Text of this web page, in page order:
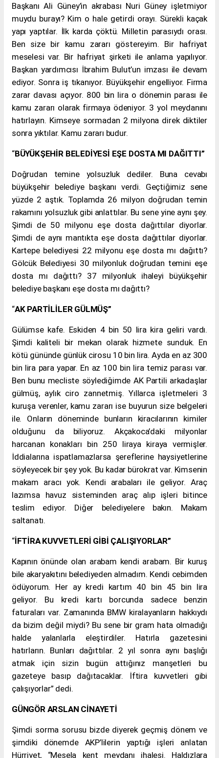
Başkanı Ali Güney’in akrabası Nuri Güney işletmiyor
muydu burayı? Kim o hale getirdi orayı. Sürekli kaçak
yapı yaptılar. İlk karda çöktü. Milletin parasıydı orası.
Ben size bir kamu zararı göstereyim. Bir hafriyat
meselesi var. Bir hafriyat şirketi ile anlama yapılıyor.
Başkan yardımcısı İbrahim Bulut’un imzası ile devam
ediyor. Sonra iş tıkanıyor. Büyükşehir engelliyor. Firma
zarar davası açıyor. 800 bin lira o dönemin parası ile
kamu zararı olarak firmaya ödeniyor. 3 yol meydanını
hatırlayın. Kimseye sormadan 2 milyona direk diktiler
sonra yıktılar. Kamu zararı budur.
“BÜYÜKŞEHİR BELEDİYESİ EŞE DOSTA MI DAĞITTI”
Doğrudan temine yolsuzluk dediler. Buna cevabı
büyükşehir belediye başkanı verdi. Geçtiğimiz sene
yüzde 2 aştık. Toplamda 26 milyon doğrudan temin
rakamını yolsuzluk gibi anlattılar. Bu sene yine aynı şey.
Şimdi de 50 milyonu eşe dosta dağıttılar diyorlar.
Şimdi de aynı mantıkta eşe dosta dağıttılar diyorlar.
Kartepe belediyesi 22 milyonu eşe dosta mı dağıttı?
Gölcük Belediyesi 30 milyonluk doğrudan temini eşe
dosta mı dağıttı? 37 milyonluk ihaleyi büyükşehir
belediye başkanı eşe dosta mı dağıttı?
“AK PARTİLİLER GÜLMÜŞ”
Gülümse kafe. Eskiden 4 bin 50 lira kira geliri vardı.
Şimdi kaliteli bir mekan olarak hizmete sunduk. En
kötü gününde günlük cirosu 10 bin lira. Ayda en az 300
bin lira para yapar. En az 100 bin lira temiz parası var.
Ben bunu mecliste söylediğimde AK Partili arkadaşlar
gülmüş, aylık ciro zannetmiş. Yıllarca işletmeleri 3
kuruşa verenler, kamu zararı ise buyurun size belgeleri
ile. Onların döneminde bunların kiracılarının kimiler
olduğunu da biliyoruz. Akçakoca’daki milyonlar
harcanan konakları bin 250 liraya kiraya vermişler.
İddialarına ispatlamazlarsa şereflerine haysiyetlerine
söyleyecek bir şey yok. Bu kadar bürokrat var. Kimsenin
makam aracı yok. Kendi arabaları ile geliyor. Araç
lazımsa havuz sisteminden araç alıp işleri bitince
teslim ediyor. Diğer belediyelere bakın. Makam
saltanatı.
“İFTİRA KUVVETLERİ GİBİ ÇALIŞIYORLAR”
Kapının önünde olan arabam kendi arabam. Bir kuruş
bile akaryakıtını belediyeden almadım. Kendi cebimden
ödüyorum. Her ay kredi kartım 40 bin 45 bin lira
geliyor. Bu kredi kartı borcunda sadece benzin
faturaları var. Zamanında BMW kiralayanların hakkıydı
da bizim değil miydi? Bu sene bir gram hata olmadığı
halde yalanlarla eleştirdiler. Hatırla gazetesini
hatırların. Bunları dağıttılar. 2 yıl sonra aynı başlığı
atmak için sizin bugün attığınız manşetleri bu
gazeteye basıp dağıtacaklar. İftira kuvvetleri gibi
çalışıyorlar” dedi.
GÜNGÖR ARSLAN CİNAYETİ
Şimdi sorma sorusu bizde diyerek geçmiş dönem ve
şimdiki dönemde AKP’lilerin yaptığı işleri anlatan
Hürriyet, “Mesela kent meydanı ihalesi. Haldızlara